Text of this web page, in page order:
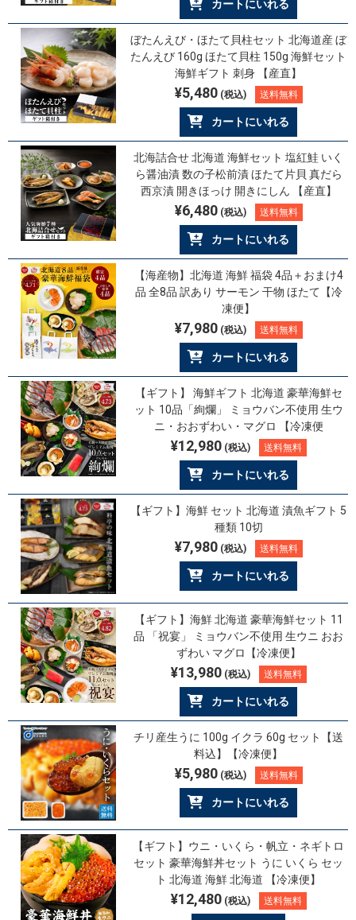
カートにいれる
ぼたんえび・ほたて貝柱セット 北海道産 ぼ
たんえび 160g ほたて貝柱 150g 海鮮セット
海鮮ギフト 刺身 【産直】
¥5,480(税込) 送料無料
カートにいれる
北海詰合せ 北海道 海鮮セット 塩紅鮭 いく
ら醤油漬 数の子松前漬 ほたて片貝 真だら
西京漬 開きほっけ 開きにしん 【産直】
¥6,480(税込) 送料無料
カートにいれる
【海産物】北海道 海鮮 福袋 4品＋おまけ4
品 全8品 訳あり サーモン 干物 ほたて【冷
凍便】
¥7,980(税込) 送料無料
カートにいれる
【ギフト】 海鮮ギフト 北海道 豪華海鮮セ
ット 10品「絢爛」 ミョウバン不使用 生ウ
ニ・おおずわい・マグロ 【冷凍便
¥12,980(税込) 送料無料
カートにいれる
【ギフト】海鮮 セット 北海道 漬魚ギフト 5
種類 10切
¥7,980(税込) 送料無料
カートにいれる
【ギフト】海鮮 北海道 豪華海鮮セット 11
品 「祝宴」 ミョウバン不使用 生ウニ おお
ずわい マグロ【冷凍便】
¥13,980(税込) 送料無料
カートにいれる
チリ産生うに 100g イクラ 60g セット【送
料込】【冷凍便】
¥5,980(税込) 送料無料
カートにいれる
【ギフト】ウニ・いくら・帆立・ネギトロ
セット 豪華海鮮丼セット うに いくら セッ
ト 北海道 海鮮 北海道 【冷凍便】
¥12,480(税込) 送料無料